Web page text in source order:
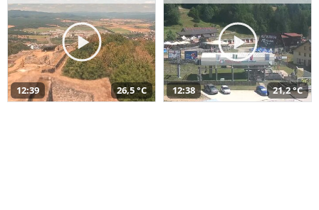
12:39 26,5 °C 12:38 21,2 °C